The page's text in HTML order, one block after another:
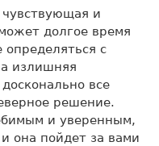
и
долгое время
определяться с
излишняя
все
решение.
и уверенным,
она пойдет за вами